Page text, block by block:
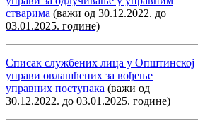
стварима (важи од 30.12.2022. до
03.01.2025. године)
Списак службених лица у Општинској
управи овлашћених за вођење
управних поступака (важи од
30.12.2022. до 03.01.2025. године)